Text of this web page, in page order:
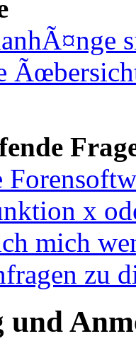
x
mich
zu
und